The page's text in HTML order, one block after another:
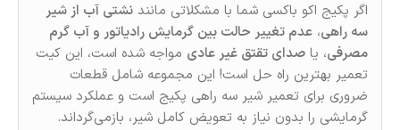
اگر پکیج اکو باکسی شما با مشکلاتی مانند نشتی آب از شیر
سه‌ راهی، عدم تغییر حالت بین گرمایش رادیاتور و آب گرم
مصرفی، یا صدای تقتق غیر عادی مواجه شده است، این کیت
تعمیر بهترین راه حل است! این مجموعه شامل قطعات
ضروری برای تعمیر شیر سه‌ راهی پکیج است و عملکرد سیستم
گرمایشی را بدون نیاز به تعویض کامل شیر، بازمی‌گرداند.